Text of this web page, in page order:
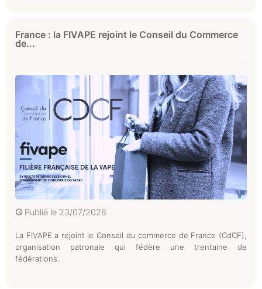
France : la FIVAPE rejoint le Conseil du Commerce
de...
Publié le 23/07/2026
La FIVAPE a rejoint le Conseil du commerce de France (CdCF),
organisation patronale qui fédère une trentaine de
fédérations.